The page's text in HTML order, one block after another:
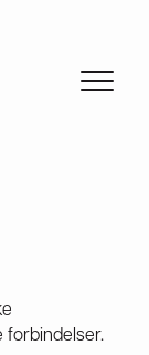
forbindelser.